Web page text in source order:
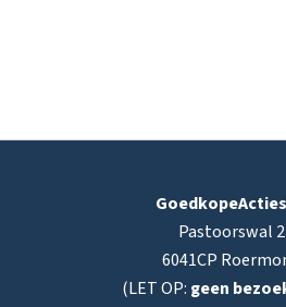
Pastoorswal 2
6041CP
(LET OP: geen